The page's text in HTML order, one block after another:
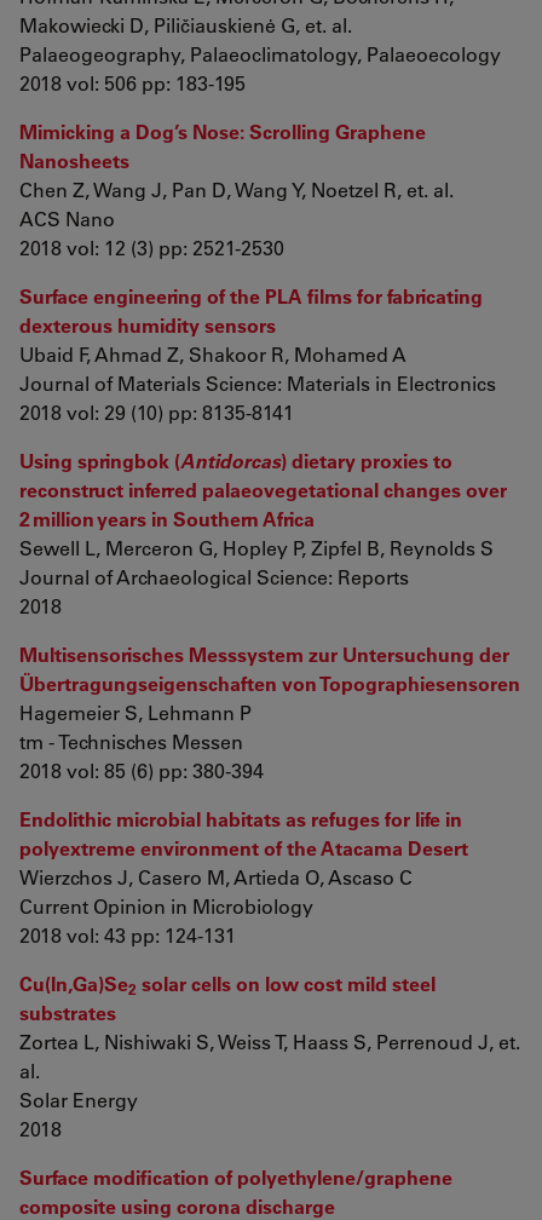
Makowiecki D, Piličiauskienė G, et. al.
Palaeogeography, Palaeoclimatology, Palaeoecology
2018 vol: 506 pp: 183-195
Mimicking a Dog’s Nose: Scrolling Graphene
Nanosheets
Chen Z, Wang J, Pan D, Wang Y, Noetzel R, et. al.
ACS Nano
2018 vol: 12 (3) pp: 2521-2530
Surface engineering of the PLA films for fabricating
dexterous humidity sensors
Ubaid F, Ahmad Z, Shakoor R, Mohamed A
Journal of Materials Science: Materials in Electronics
2018 vol: 29 (10) pp: 8135-8141
Using springbok (Antidorcas) dietary proxies to
reconstruct inferred palaeovegetational changes over
2 million years in Southern Africa
Sewell L, Merceron G, Hopley P, Zipfel B, Reynolds S
Journal of Archaeological Science: Reports
2018
Multisensorisches Messsystem zur Untersuchung der
Übertragungseigenschaften von Topographiesensoren
Hagemeier S, Lehmann P
tm - Technisches Messen
2018 vol: 85 (6) pp: 380-394
Endolithic microbial habitats as refuges for life in
polyextreme environment of the Atacama Desert
Wierzchos J, Casero M, Artieda O, Ascaso C
Current Opinion in Microbiology
2018 vol: 43 pp: 124-131
Cu(In,Ga)Se2 solar cells on low cost mild steel
substrates
Zortea L, Nishiwaki S, Weiss T, Haass S, Perrenoud J, et.
al.
Solar Energy
2018
Surface modification of polyethylene/graphene
composite using corona discharge